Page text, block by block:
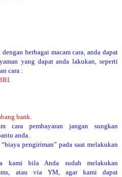
berbagai macam cara, anda dapat
yang dapat anda lakukan, seperti
cara :
bank.
cara pembayaran jangan sungkan
anda.
pengiriman” pada saat melakukan
kami bila Anda sudah melakukan
atau via YM, agar kami dapat